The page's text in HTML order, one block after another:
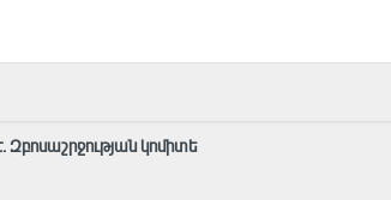
Զբոսաշրջության կոմիտե